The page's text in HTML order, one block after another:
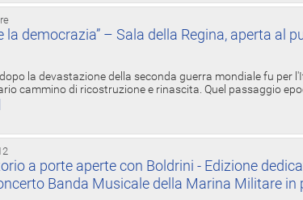
la democrazia” – Sala della Regina, aperta al
la devastazione della seconda guerra mondiale fu per
cammino di ricostruzione e rinascita. Quel passaggio
a porte aperte con Boldrini - Edizione
Banda Musicale della Marina Militare